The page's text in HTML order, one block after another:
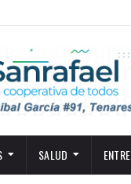
SALUD